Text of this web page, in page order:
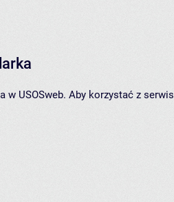
w USOSweb. Aby korzystać z